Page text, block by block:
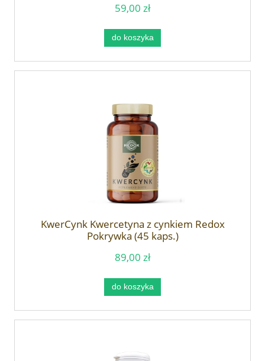
59,00 zł
do koszyka
KwerCynk Kwercetyna z cynkiem Redox
Pokrywka (45 kaps.)
89,00 zł
do koszyka